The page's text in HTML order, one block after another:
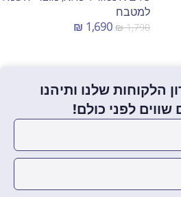
למטבח
₪1,790
₪ 1,690
הלקוחות שלנו ותיהנו
לפני כולם!